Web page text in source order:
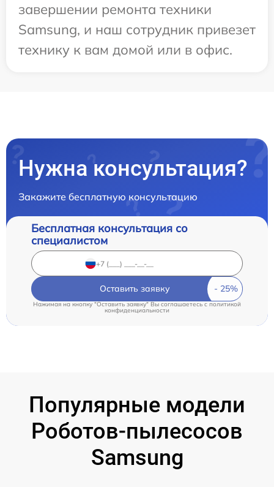
завершении ремонта техники
Samsung, и наш сотрудник привезет
технику к вам домой или в офис.
Нужна консультация?
Закажите бесплатную консультацию
Бесплатная консультация со
специалистом
Оставить заявку
Нажимая на кнопку "Оставить заявку" Вы соглашаетесь c политикой
конфиденциальности
Популярные модели
Роботов-пылесосов
Samsung